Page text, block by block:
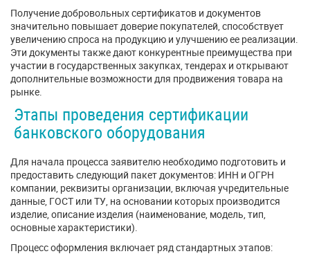
Получение добровольных сертификатов и документов
значительно повышает доверие покупателей, способствует
увеличению спроса на продукцию и улучшению ее реализации.
Эти документы также дают конкурентные преимущества при
участии в государственных закупках, тендерах и открывают
дополнительные возможности для продвижения товара на
рынке.
Этапы проведения сертификации
банковского оборудования
Для начала процесса заявителю необходимо подготовить и
предоставить следующий пакет документов: ИНН и ОГРН
компании, реквизиты организации, включая учредительные
данные, ГОСТ или ТУ, на основании которых производится
изделие, описание изделия (наименование, модель, тип,
основные характеристики).
Процесс оформления включает ряд стандартных этапов: